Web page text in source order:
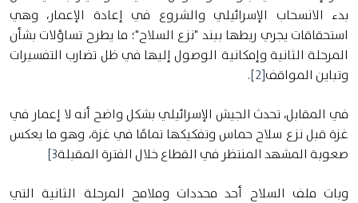
بدء الانسحاب الإسرائيلي والشروع في إعادة الإعمار، وهي
استحقاقات يجري ربطها ببند "نزع السلاح"؛ ما يطرح تساؤلات بشأن
المرحلة الثانية وإمكانية الوصول إليها في ظل تضارب التفسيرات
وتباين المواقف[2]
.
في المقابل، تحدث الجيش الإسرائيلي بشكل واضح أنه لا إعمار في
غزة قبل نزع سلاح حماس وتفكيكها تمامًا في غزة، وهو ما يعكس
صعوبة المشهد المنتظر في القطاع خلال الفترة المقبلة[3
وبات ملف السلاح أحد محددات وملامح المرحلة الثانية التي